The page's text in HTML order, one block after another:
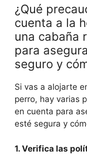
¿Qué
cuenta a la
una cabaña
para
seguro y
Si vas a alojarte
perro, hay varias
en cuenta para
esté segura y
1. Verifica las